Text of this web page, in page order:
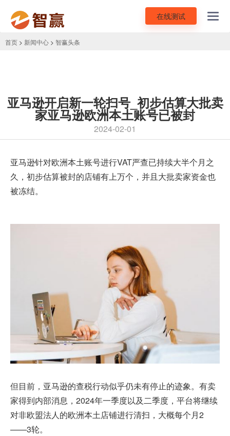
在线测试
首页 > 新闻中心 > 智赢头条
亚马逊开启新一轮扫号_初步估算大批卖
家亚马逊欧洲本土账号已被封
2024-02-01
亚马逊针对欧洲本土账号进行VAT严查已持续大半个月之
久，初步估算被封的店铺有上万个，并且大批卖家资金也
被冻结。
但目前，亚马逊的查税行动似乎仍未有停止的迹象。有卖
家得到内部消息，2024年一季度以及二季度，平台将继续
对非欧盟法人的欧洲本土店铺进行清扫，大概每个月2
——3轮。